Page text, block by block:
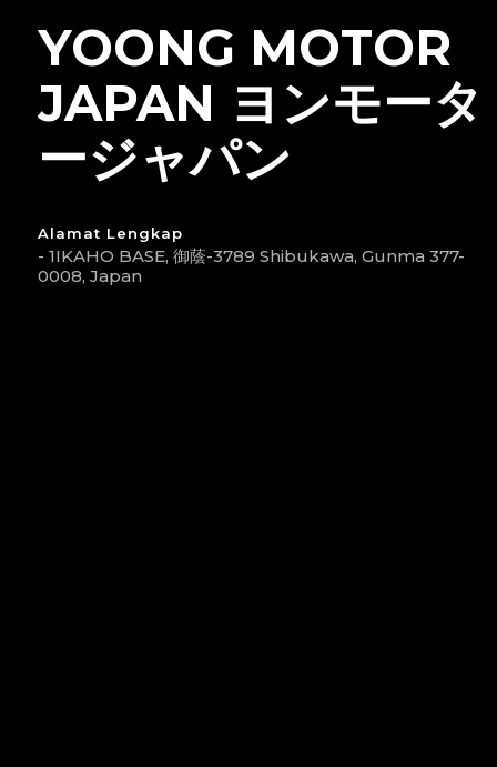
YOONG MOTOR
JAPAN ヨンモータ
ージャパン
Alamat Lengkap
- 1IKAHO BASE, 御蔭-3789 Shibukawa, Gunma 377-
0008, Japan